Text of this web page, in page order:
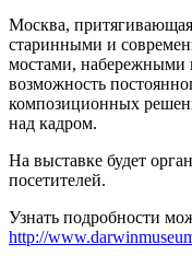
Москва,
старинными и
мостами, набережными
возможность
композиционных
над кадром.
На выставке будет
посетителей.
Узнать подробности
http://